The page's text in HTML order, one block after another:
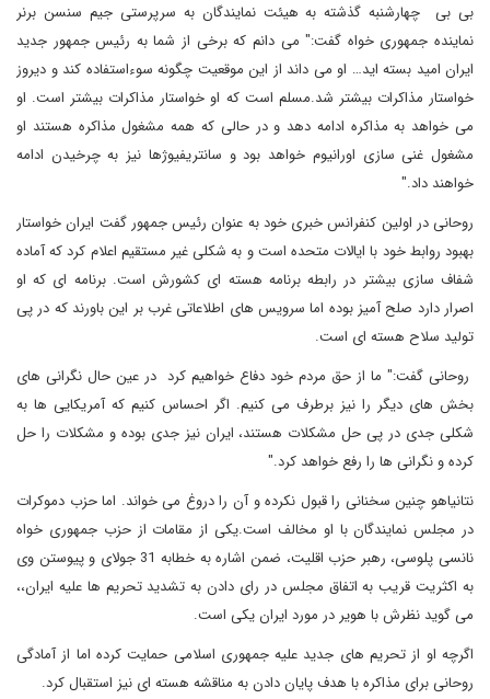
بی بی چهارشنبه گذشته به هیئت نمایندگان به سرپرستی جیم سنسن برنر
نماینده جمهوری خواه گفت:" می دانم که برخی از شما به رئیس جمهور جدید
ایران امید بسته اید… او می داند از این موقعیت چگونه سوءاستفاده کند و دیروز
خواستار مذاکرات بیشتر شد.مسلم است که او خواستار مذاکرات بیشتر است. او
می خواهد به مذاکره ادامه دهد و در حالی که همه مشغول مذاکره هستند او
مشغول غنی سازی اورانیوم خواهد بود و سانتریفیوژها نیز به چرخیدن ادامه
خواهند داد."
روحانی در اولین کنفرانس خبری خود به عنوان رئیس جمهور گفت ایران خواستار
بهبود روابط خود با ایالات متحده است و به شکلی غیر مستقیم اعلام کرد که آماده
شفاف سازی بیشتر در رابطه برنامه هسته ای کشورش است. برنامه ای که او
اصرار دارد صلح آمیز بوده اما سرویس های اطلاعاتی غرب بر این باورند که در پی
تولید سلاح هسته ای است.
روحانی گفت:" ما از حق مردم خود دفاع خواهیم کرد در عین حال نگرانی های
بخش های دیگر را نیز برطرف می کنیم. اگر احساس کنیم که آمریکایی ها به
شکلی جدی در پی حل مشکلات هستند، ایران نیز جدی بوده و مشکلات را حل
کرده و نگرانی ها را رفع خواهد کرد."
نتانیاهو چنین سخنانی را قبول نکرده و آن را دروغ می خواند. اما حزب دموکرات
در مجلس نمایندگان با او مخالف است.یکی از مقامات از حزب جمهوری خواه
نانسی پلوسی، رهبر حزب اقلیت، ضمن اشاره به خطابه 31 جولای و پیوستن وی
به اکثریت قریب به اتفاق مجلس در رای دادن به تشدید تحریم ها علیه ایران،،
می گوید نظرش با هویر در مورد ایران یکی است.
اگرچه او از تحریم های جدید علیه جمهوری اسلامی حمایت کرده اما از آمادگی
روحانی برای مذاکره با هدف پایان دادن به مناقشه هسته ای نیز استقبال کرد.